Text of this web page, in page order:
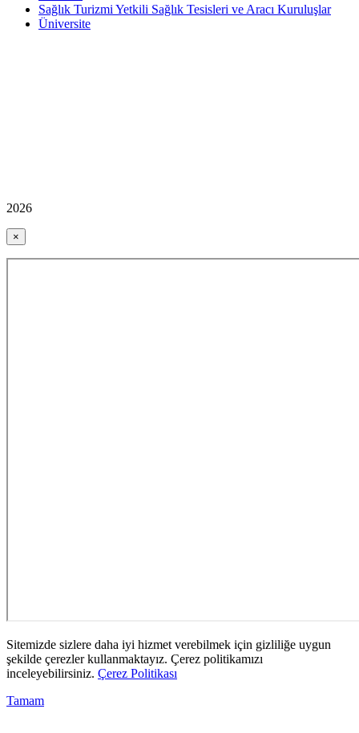
Sağlık Turizmi Yetkili Sağlık Tesisleri ve Aracı Kuruluşlar
Üniversite
2026
×
Sitemizde sizlere daha iyi hizmet verebilmek için gizliliğe uygun
şekilde çerezler kullanmaktayız. Çerez politikamızı
inceleyebilirsiniz. Çerez Politikası
Tamam